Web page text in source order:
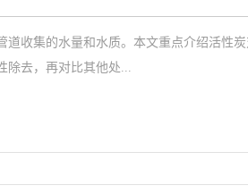
道收集的水量和水质。本文重点介绍活性
去，再对比其他处...